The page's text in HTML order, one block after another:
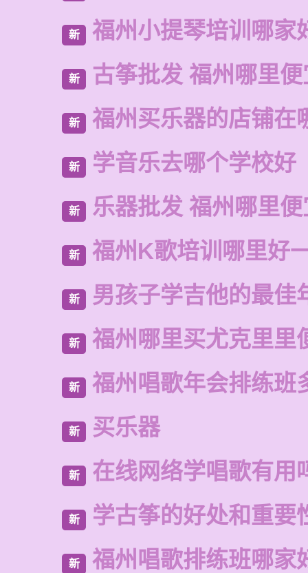
新 福州小提琴培训哪家
新 古筝批发 福州哪里
新 福州买乐器的店铺在
新 学音乐去哪个学校好
新 乐器批发 福州哪里
新 福州K歌培训哪里好
新 男孩子学吉他的最佳
新 福州哪里买尤克里里
新 福州唱歌年会排练班
新 买乐器
新 在线网络学唱歌有用
新 学古筝的好处和重要
新 福州唱歌排练班哪家